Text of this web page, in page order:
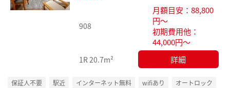
録
908
月額目安：88,800
円～
初期費用他：
44,000円～
1R 20.7m² 詳細
保証人不要 駅近 インターネット無料 wifiあり オートロック